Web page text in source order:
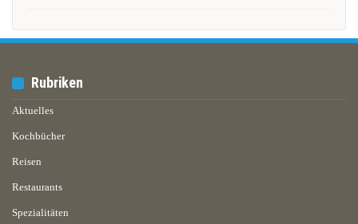
Rubriken
Aktuelles
Kochbücher
Reisen
Restaurants
Spezialitäten